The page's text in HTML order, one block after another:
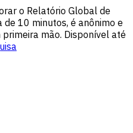
o Relatório Global de
10 minutos, é anônimo e
mão. Disponível até